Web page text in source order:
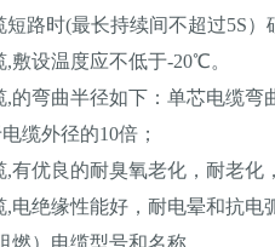
时(最长持续间不超过5S）
设温度应不低于-20℃。
弯曲半径如下：单芯电缆弯
外径的10倍；
优良的耐臭氧老化，耐老化
绝缘性能好，耐电晕和抗电
）电缆型号和名称